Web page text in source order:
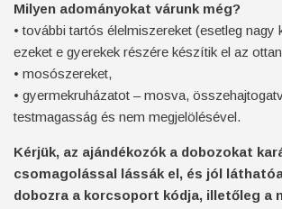
Milyen adományokat várunk még?
• további tartós élelmiszereket (esetleg nagy
ezeket e gyerekek részére készítik el az
• mosószereket,
• gyermekruházatot – mosva,
testmagasság és nem megjelölésével.
Kérjük, az ajándékozók a dobozokat
csomagolással lássák el, és jól
dobozra a korcsoport kódja, illetőleg a